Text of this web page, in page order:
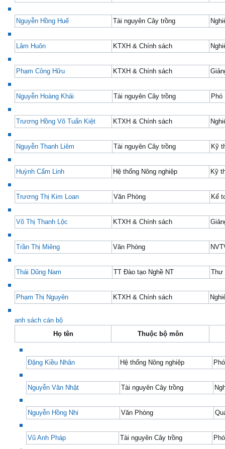
Nguyễn Hồng Huế Tài nguyên Cây trồng
Lâm Huôn KTXH & Chính sách
Phạm Công Hữu KTXH & Chính sách
Nguyễn Hoàng Khải Tài nguyên Cây trồng Phó
Trương Hồng Võ Tuấn Kiệt KTXH & Chính sách
Nguyễn Thanh Liêm Tài nguyên Cây trồng Kỹ
Huỳnh Cẩm Linh Hệ thống Nông nghiệp Kỹ
Trương Thị Kim Loan Văn Phòng Kế
Võ Thị Thanh Lộc KTXH & Chính sách
Trần Thị Miêng Văn Phòng
Thái Dũng Nam TT Đào tạo Nghề NT Thư
Phạm Thị Nguyên KTXH & Chính sách
anh sách cán bộ
Họ tên
Thuộc bộ môn
Đặng Kiều Nhân Hệ thống Nông nghiệp
Nguyễn Văn Nhật Tài nguyên Cây trồng
Nguyễn Hồng Nhi Văn Phòng
Vũ Anh Pháp Tài nguyên Cây trồng